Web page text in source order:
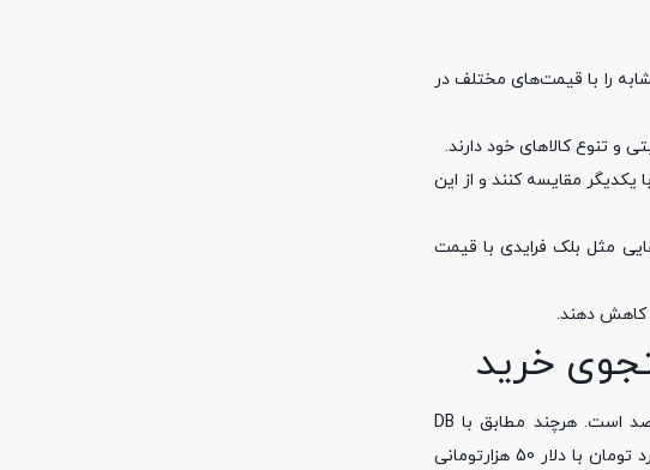
را با قیمت‌های مختلف در
و تنوع کالاهای خود دارند.
مقایسه کنند و از این
مثل بلک فرایدی با قیمت
کاهش دهند.
خرید
ارزش بازار خرید آنلاین ایران در هر سال افزایش می‌یابد. بر اساس گزارش تکراسا، سهم خرده فروشی بازار آنلاین در ایران 4 درصد است. هرچند مطابق با DB
eCommerce، در سال 2023 91 تیلیارد و 90 میلیارد دلار در سال محاسبه شده است که در سال 2027، به 127 تیلیارد و 515 میلیارد تومان با دلار 50 هزارتومانی